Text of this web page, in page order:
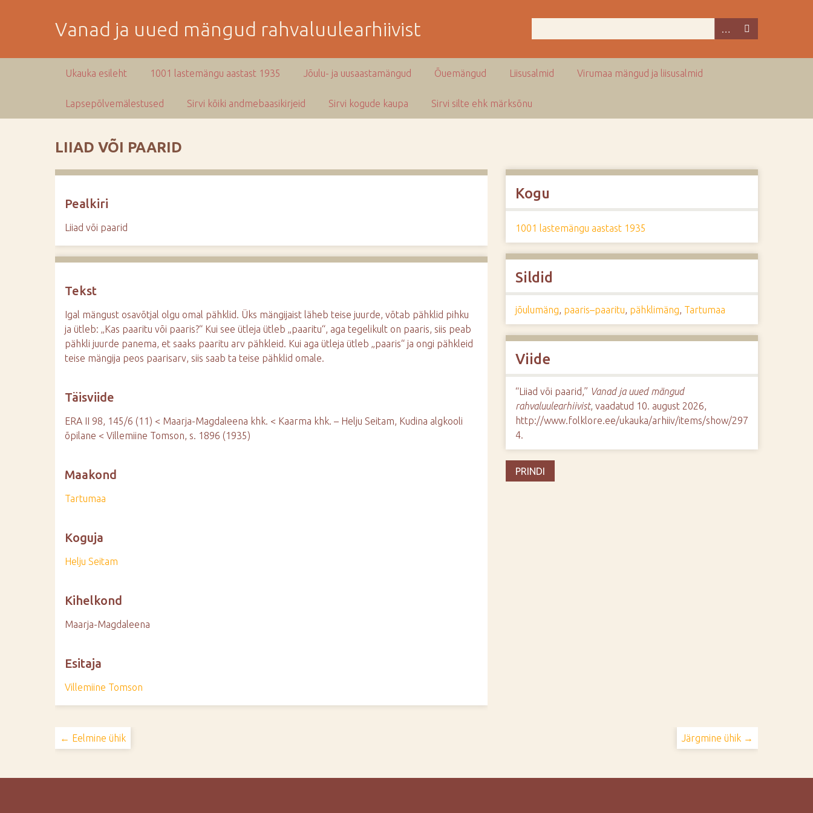
Vanad ja uued mängud rahvaluulearhiivist
Ukauka esileht 1001 lastemängu aastast 1935 Jõulu- ja uusaastamängud Õuemängud Liisusalmid Virumaa mängud ja liisusalmid
Lapsepõlvemälestused Sirvi kõiki andmebaasikirjeid Sirvi kogude kaupa Sirvi silte ehk märksõnu
LIIAD VÕI PAARID
Pealkiri
Liiad või paarid
Tekst
Igal mängust osavõtjal olgu omal pähklid. Üks mängijaist läheb teise juurde, võtab pähklid pihku
ja ütleb: „Kas paaritu või paaris?“ Kui see ütleja ütleb „paaritu“, aga tegelikult on paaris, siis peab
pähkli juurde panema, et saaks paaritu arv pähkleid. Kui aga ütleja ütleb „paaris“ ja ongi pähkleid
teise mängija peos paarisarv, siis saab ta teise pähklid omale.
Täisviide
ERA II 98, 145/6 (11) < Maarja-Magdaleena khk. < Kaarma khk. – Helju Seitam, Kudina algkooli
õpilane < Villemiine Tomson, s. 1896 (1935)
Maakond
Tartumaa
Koguja
Helju Seitam
Kihelkond
Maarja-Magdaleena
Esitaja
Villemiine Tomson
Kogu
1001 lastemängu aastast 1935
Sildid
jõulumäng, paaris–paaritu, pähklimäng, Tartumaa
Viide
“Liiad või paarid,” Vanad ja uued mängud
rahvaluulearhiivist, vaadatud 10. august 2026,
http://www.folklore.ee/ukauka/arhiiv/items/show/297
4.
PRINDI
← Eelmine ühik Järgmine ühik →